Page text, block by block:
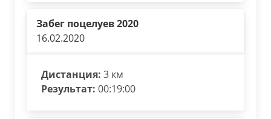
Забег поцелуев 2020
16.02.2020
Дистанция: 3 км
Результат: 00:19:00